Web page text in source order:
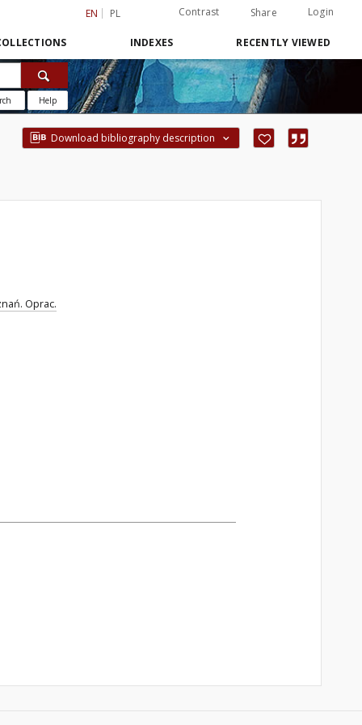
EN PL Contrast Share Login
INDEXES RECENTLY VIEWED
Help
Download bibliography description
Oprac.